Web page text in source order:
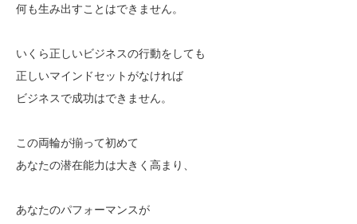
何も生み出すことはできません。
いくら正しいビジネスの行動をしても
正しいマインドセットがなければ
ビジネスで成功はできません。
この両輪が揃って初めて
あなたの潜在能力は大きく高まり、
あなたのパフォーマンスが